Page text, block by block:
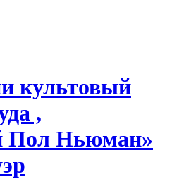
культовый
,
Пол Ньюман»